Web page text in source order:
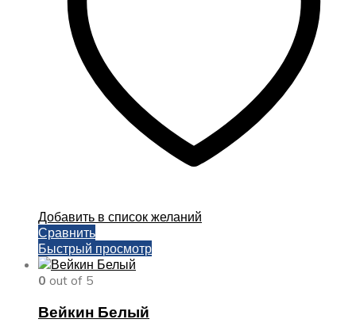
на
странице
товара.
Добавить в список желаний
Сравнить
Быстрый просмотр
0 out of 5
Вейкин Белый